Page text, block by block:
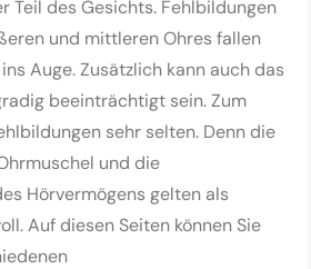
Teil des Gesichts. Fehlbildungen
und mittleren Ohres fallen
Auge. Zusätzlich kann auch das
beeinträchtigt sein. Zum
sehr selten. Denn die
und die
Hörvermögens gelten als
Auf diesen Seiten können Sie